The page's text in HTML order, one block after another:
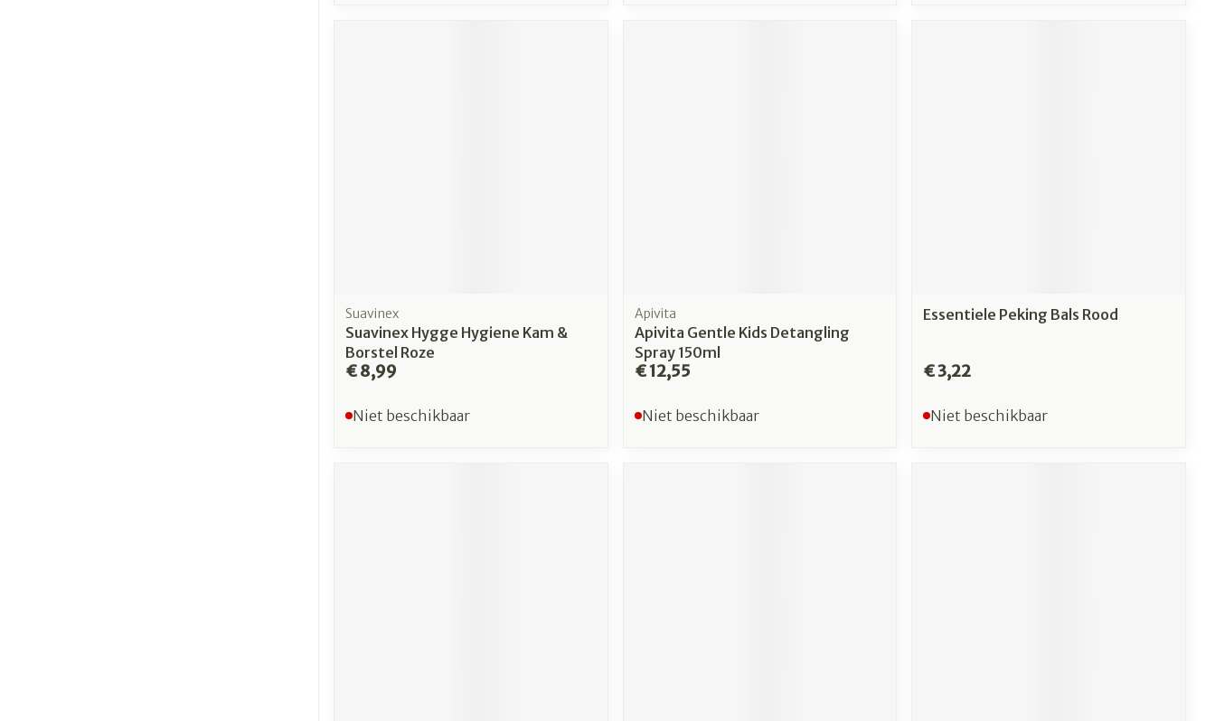
Suavinex
Suavinex Hygge Hygiene Kam &
Borstel Roze
€ 8,99
Niet beschikbaar
Apivita
Apivita Gentle Kids Detangling
Spray 150ml
€ 12,55
Niet beschikbaar
Essentiele Peking Bals Rood
€ 3,22
Niet beschikbaar